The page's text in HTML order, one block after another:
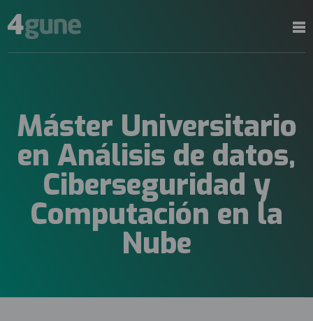
Máster Universitario
en Análisis de datos,
Ciberseguridad y
Computación en la
Nube